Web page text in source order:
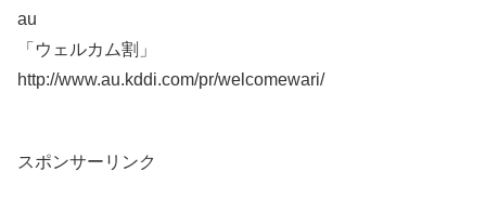
au
「ウェルカム割」
http://www.au.kddi.com/pr/welcomewari/
スポンサーリンク